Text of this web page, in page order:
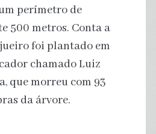
perímetro de
500 metros. Conta a
foi plantado em
chamado Luiz
que morreu com 93
da árvore.